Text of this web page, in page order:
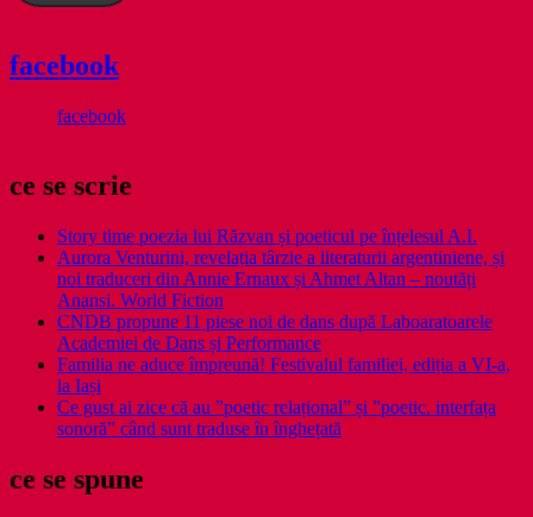
facebook
facebook
ce se scrie
Story time poezia lui Răzvan și poeticul pe înțelesul A.I.
Aurora Venturini, revelația târzie a literaturii argentiniene, și
noi traduceri din Annie Ernaux și Ahmet Altan – noutăți
Anansi. World Fiction
CNDB propune 11 piese noi de dans după Laboaratoarele
Academiei de Dans și Performance
Familia ne aduce împreună! Festivalul familiei, ediția a VI-a,
la Iași
Ce gust ai zice că au ”poetic relațional” și ”poetic. interfața
sonoră” când sunt traduse în înghețată
ce se spune